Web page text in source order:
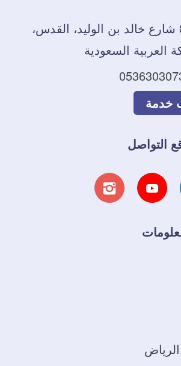
8374 شارع خالد بن الوليد، القدس،
العربية السعودية
خدمة
التواصل
على
تابعنا تابعنا
الرياض